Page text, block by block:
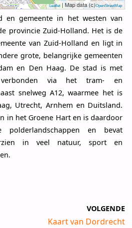
Leaflet| Map data (c)OpenStreetMap
en gemeente in het westen van
provincie Zuid-Holland. Het is de
van Zuid-Holland en ligt in
grote, belangrijke gemeenten
en Den Haag. De stad is met
verbonden via het tram- en
snelweg A12, waarmee het is
Utrecht, Arnhem en Duitsland.
in het Groene Hart en is daardoor
en bevat
in veel natuur, sport en
VOLGENDE
Kaart van Dordrecht